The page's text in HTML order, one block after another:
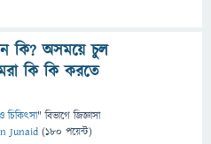
কি? অসময়ে চুল
কি কি করতে
ও চিকিৎসা" বিভাগে জিজ্ঞাসা
Junaid (180 পয়েন্ট)